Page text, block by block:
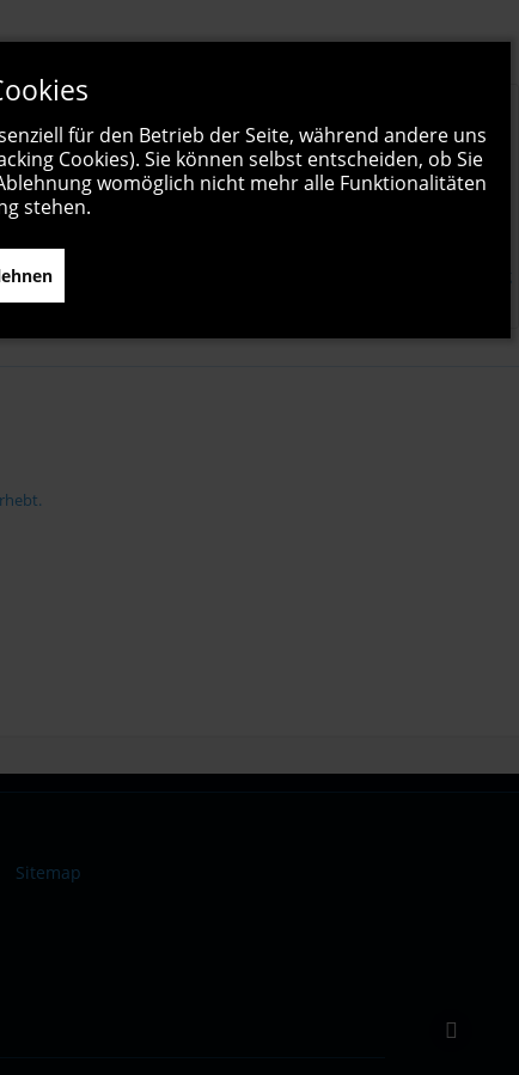
Zeichen übrig
Sitemap
für den Betrieb der Seite, während andere uns
Cookies). Sie können selbst entscheiden, ob Sie
womöglich nicht mehr alle Funktionalitäten
stehen.